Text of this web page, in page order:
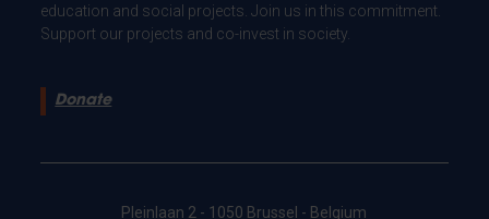
education and social projects. Join us in this commitment.
Support our projects and co-invest in society.
Donate
Pleinlaan 2 - 1050 Brussel - Belgium